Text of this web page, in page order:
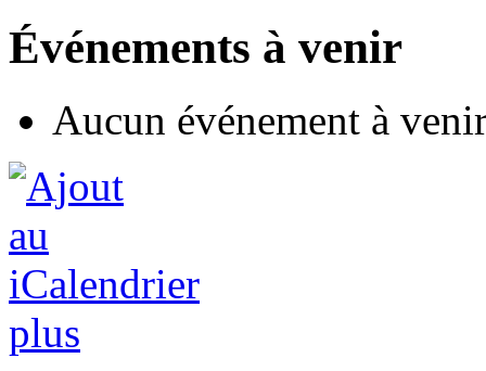
Événements à venir
Aucun événement à
plus